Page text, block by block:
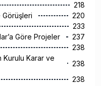
218
Görüşleri
220
233
Göre Projeler
237
238
Kurulu Karar ve
238
238